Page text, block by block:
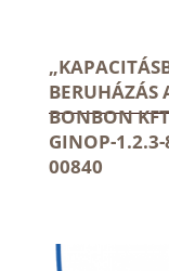
BERUHÁZÁS
BONBON
GINOP-
00840